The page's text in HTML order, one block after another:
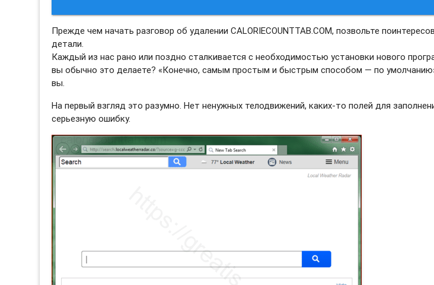
Прежде чем начать разговор об удалении CALORIECOUNTTAB.COM, позвольте
детали.
Каждый из нас рано или поздно сталкивается с необходимостью установки нового
вы обычно это делаете? «Конечно, самым простым и быстрым способом — по
вы.
На первый взгляд это разумно. Нет ненужных телодвижений, каких-то полей для
серьезную ошибку.